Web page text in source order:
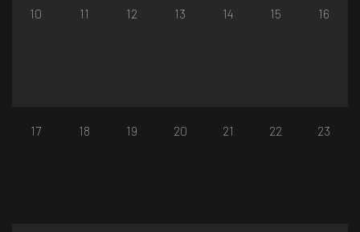
10 11 12 13 14 15 16
17 18 19 20 21 22 23